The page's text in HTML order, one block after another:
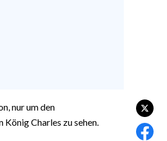
nur um den
Charles zu sehen.